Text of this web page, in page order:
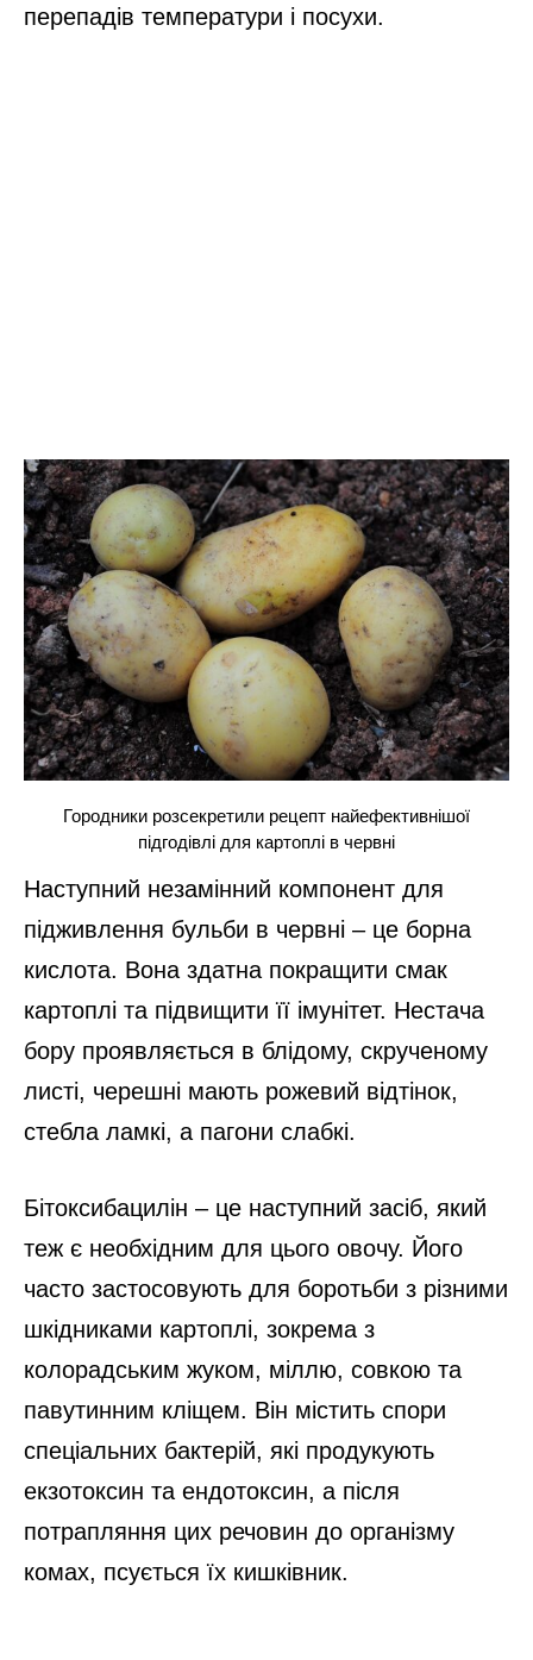
перепадів температури і посухи.
Городники розсекретили рецепт найефективнішої
підгодівлі для картоплі в червні
Наступний незамінний компонент для
підживлення бульби в червні – це борна
кислота. Вона здатна покращити смак
картоплі та підвищити її імунітет. Нестача
бору проявляється в блідому, скрученому
листі, черешні мають рожевий відтінок,
стебла ламкі, а пагони слабкі.
Бітоксибацилін – це наступний засіб, який
теж є необхідним для цього овочу. Його
часто застосовують для боротьби з різними
шкідниками картоплі, зокрема з
колорадським жуком, міллю, совкою та
павутинним кліщем. Він містить спори
спеціальних бактерій, які продукують
екзотоксин та ендотоксин, а після
потрапляння цих речовин до організму
комах, псується їх кишківник.